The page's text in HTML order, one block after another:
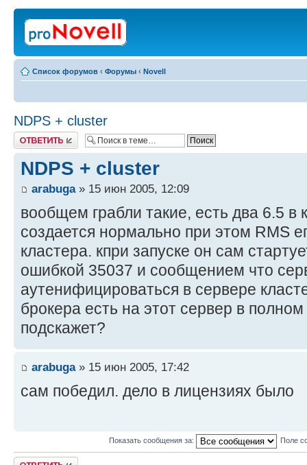
Список форумов ‹ Форумы ‹ Novell
NDPS + cluster
Ответить
NDPS + cluster
arabuga» 15 июн 2005, 12:09
вообщем грабли такие, есть два 6.5 в
создается нормально при этом RMS
кластера. кпри запуске он сам
ошибкой 35037 и сообщением что
аутенифицироваться в сервере
брокера есть на этот сервер в
подскажет?
arabuga» 15 июн 2005, 17:42
сам победил. дело в лицензиях было
Показать сообщения за: Поле
Ответить